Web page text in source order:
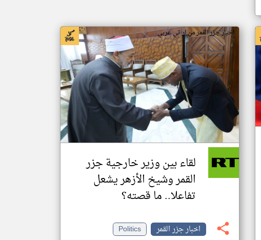
اخبار جزر القمر من ار تي عربي
لقاء بين وزير خارجية جزر
القمر وشيخ الأزهر يشعل
تفاعلا.. ما قصته؟
اخبار جزر القمر
Politics